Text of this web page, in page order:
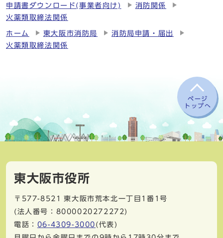
申請書ダウンロード(事業者向け)
消防関係
火薬類取締法関係
ホーム 東大阪市消防局
消防局申請・届出
火薬類取締法関係
ページ
トップへ
東大阪市役所
〒577-8521
東大阪市荒本北一丁目1番1号
(法人番号：8000020272272)
電話： 06-4309-3000 (代表)